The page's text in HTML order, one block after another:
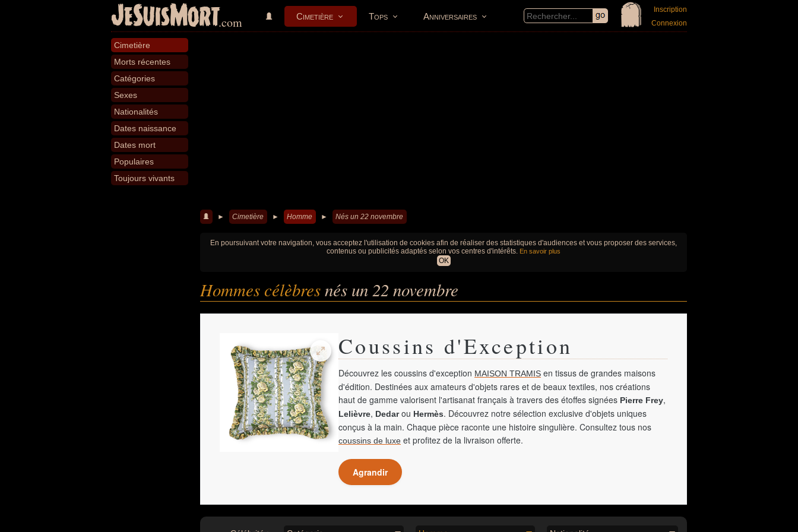
JeSuisMort.com Cimetière Tops Anniversaires
Inscription
Connexion
Cimetière
Morts récentes
Catégories
Sexes
Nationalités
Dates naissance
Dates mort
Populaires
Toujours vivants
► Cimetière ► Homme ► Nés un 22 novembre
En poursuivant votre navigation, vous acceptez l'utilisation de cookies afin de réaliser des statistiques d'audiences et vous proposer des services,
contenus ou publicités adaptés selon vos centres d'intérêts. En savoir plus
OK
Hommes célèbresnés un 22 novembre
Coussins d'Exception
Découvrez les coussins d'exception MAISON TRAMIS en tissus de grandes maisons
d'édition. Destinées aux amateurs d'objets rares et de beaux textiles, nos créations
haut de gamme valorisent l'artisanat français à travers des étoffes signées Pierre Frey,
Lelièvre, Dedarou Hermès. Découvrez notre sélection exclusive d'objets uniques
conçus à la main. Chaque pièce raconte une histoire singulière. Consultez tous nos
coussins de luxe et profitez de la livraison offerte.
Agrandir